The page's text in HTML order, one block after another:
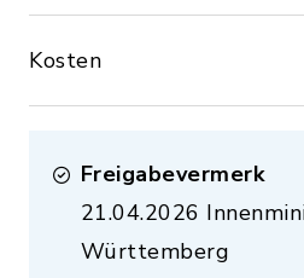
Kosten
Freigabevermerk
21.04.2026
Württemberg